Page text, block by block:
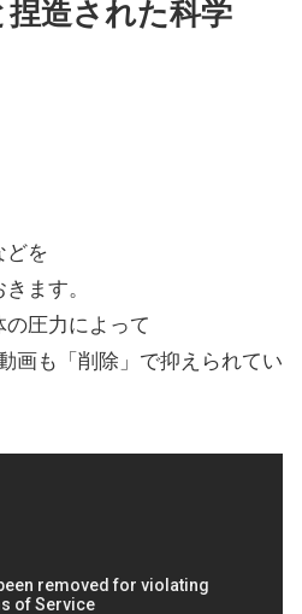
造された科学
どを
ます。
圧力によって
画も「削除」で抑えられてい